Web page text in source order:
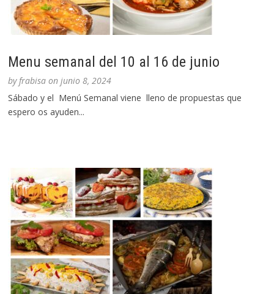
Menu semanal del 10 al 16 de junio
byfrabisa onjunio 8, 2024
Sábado y el Menú Semanal viene lleno de propuestas que
espero os ayuden...